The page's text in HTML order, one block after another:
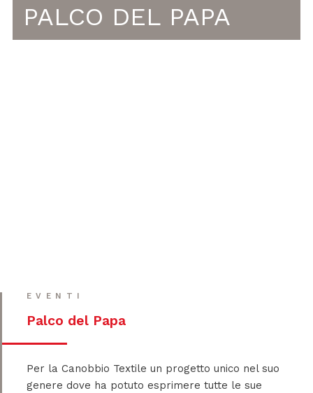
PALCO DEL PAPA
EVENTI
Palco del Papa
Per la Canobbio Textile un progetto unico nel suo
genere dove ha potuto esprimere tutte le sue